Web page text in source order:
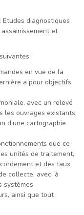
Etudes diagnostiques
assainissement et
:
en vue de la
a pour objectifs
avec un relevé
les ouvrages existants,
d’une cartographie
que ce
unités de traitement,
et des taux
collecte, avec, à
systèmes
ainsi que tout